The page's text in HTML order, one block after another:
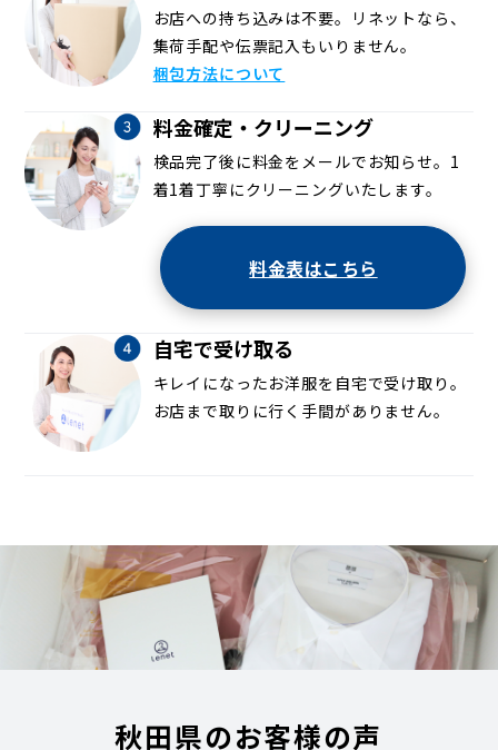
お店への持ち込みは不要。リネットなら、
集荷手配や伝票記入もいりません。
梱包方法について
料金確定・クリーニング
検品完了後に料金をメールでお知らせ。1
着1着丁寧にクリーニングいたします。
料金表はこちら
自宅で受け取る
キレイになったお洋服を自宅で受け取り。
お店まで取りに行く手間がありません。
秋田県のお客様の声